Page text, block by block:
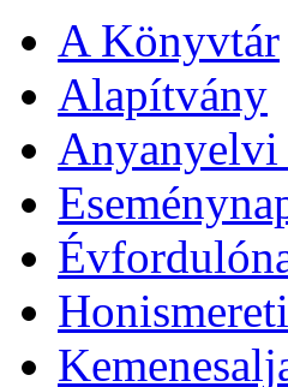
A Könyvtár
Alapítvány
Anyanyelvi